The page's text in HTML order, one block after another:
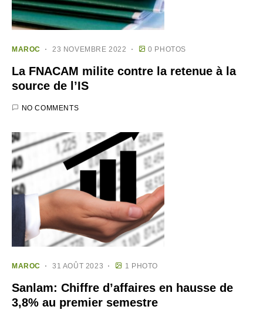
MAROC 23 NOVEMBRE 2022 0 PHOTOS
La FNACAM milite contre la retenue à la
source de l’IS
NO COMMENTS
MAROC 31 AOÛT 2023 1 PHOTO
Sanlam: Chiffre d’affaires en hausse de
3,8% au premier semestre